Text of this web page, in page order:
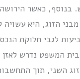
בנוסף, כאשר
הזוג, היא עשויה
לגבי חלוקת
המשפט נדרש לאזן
השני, תוך